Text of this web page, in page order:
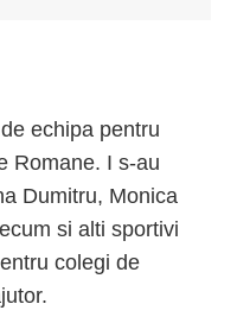
echipa pentru
Romane. I s-au
Dumitru, Monica
si alti sportivi
colegi de